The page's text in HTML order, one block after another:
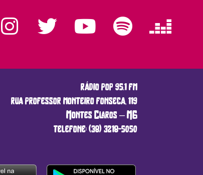
rádio pop 95.1 fm
rua professor monteiro fonseca, 119
Montes Claros – MG
telefone: (38) 3218-5050